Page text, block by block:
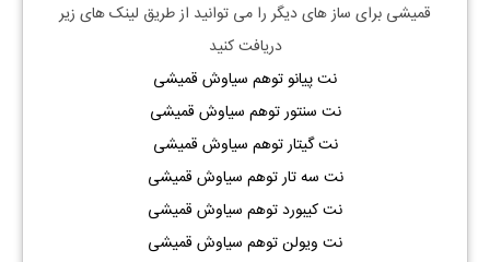
قمیشی برای ساز های دیگر را می توانید از طریق لینک های زیر
دریافت کنید
نت پیانو توهم سیاوش قمیشی
نت سنتور توهم سیاوش قمیشی
نت گیتار توهم سیاوش قمیشی
نت سه تار توهم سیاوش قمیشی
نت کیبورد توهم سیاوش قمیشی
نت ویولن توهم سیاوش قمیشی